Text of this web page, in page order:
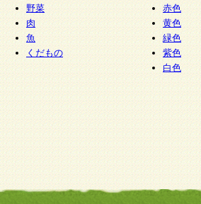
野菜
肉
魚
くだもの
赤色
黄色
緑色
紫色
白色